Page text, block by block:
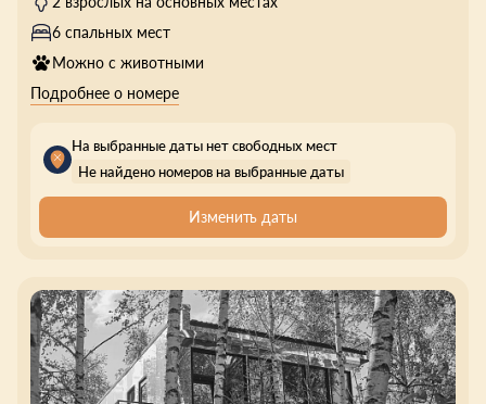
6 спальных мест
Можно с животными
Подробнее о номере
На выбранные даты нет свободных мест
Не найдено номеров на выбранные даты
Изменить даты